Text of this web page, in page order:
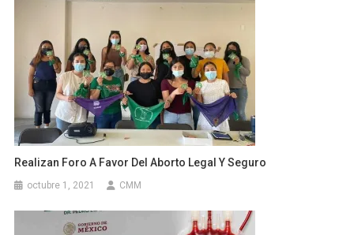
Realizan Foro A Favor Del Aborto Legal Y Seguro
octubre 1, 2021 CMM